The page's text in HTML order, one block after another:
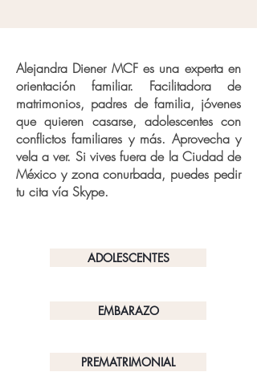
Alejandra Diener MCF es una experta en
orientación familiar. Facilitadora de
matrimonios, padres de familia, jóvenes
que quieren casarse, adolescentes con
conflictos familiares y más. Aprovecha y
vela a ver. Si vives fuera de la Ciudad de
México y zona conurbada, puedes pedir
tu cita vía Skype.
ADOLESCENTES
EMBARAZO
PREMATRIMONIAL